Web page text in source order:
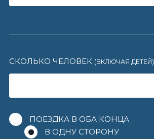
СКОЛЬКО ЧЕЛОВЕК (ВКЛЮЧАЯ ДЕТЕЙ)
ПОЕЗДКА В ОБА КОНЦА
В ОДНУ СТОРОНУ